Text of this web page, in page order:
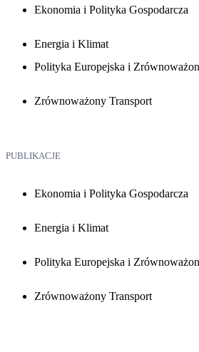
Ekonomia i Polityka Gospodarcza
Energia i Klimat
Polityka Europejska i
Zrównoważony Transport
PUBLIKACJE
Ekonomia i Polityka Gospodarcza
Energia i Klimat
Polityka Europejska i
Zrównoważony Transport